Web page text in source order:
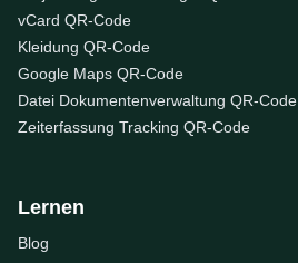
vCard QR-Code
Kleidung QR-Code
Google Maps QR-Code
Datei Dokumentenverwaltung QR-Code
Zeiterfassung Tracking QR-Code
Lernen
Blog